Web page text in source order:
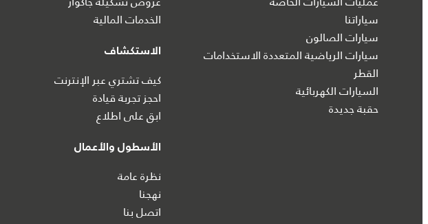
سياراتنا
سيارات الصالون
سيارات الرياضية المتعددة الاستخدامات
القطر
السيارات الكهربائية
حقبة جديدة
الخدمات المالية
الاستكشاف
كيف تشتري عبر الإنترنت
احجز تجربة قيادة
ابق على اطلاع
الأسطول والأعمال
نظرة عامة
نهجنا
اتصل بنا